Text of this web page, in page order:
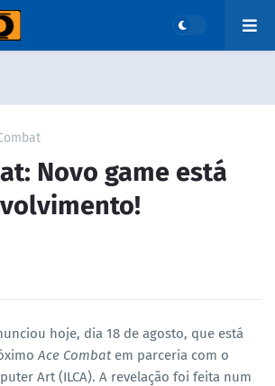
Novo game está
hoje, dia 18 de agosto, que está
Ace Combat em parceria com o
Art (ILCA). A revelação foi feita num